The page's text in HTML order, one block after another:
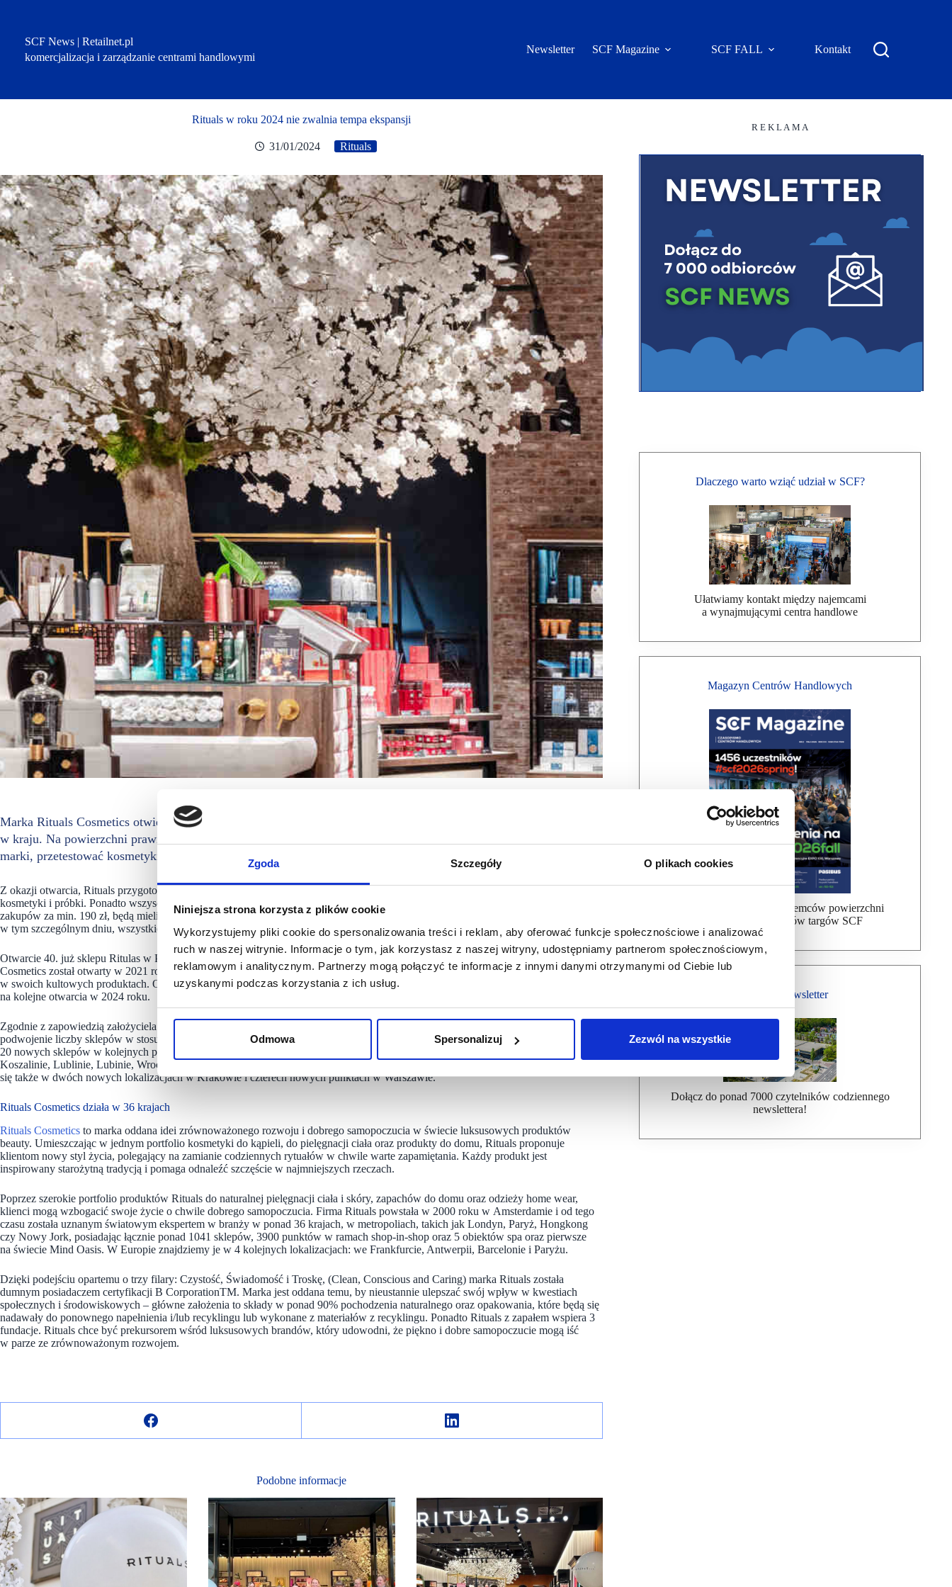
Zgoda Szczegóły O plikach cookies
Niniejsza strona korzysta z plików cookie
Wykorzystujemy pliki cookie do spersonalizowania treści i reklam, aby oferować funkcje społecznościowe i analizować
ruch w naszej witrynie. Informacje o tym, jak korzystasz z naszej witryny, udostępniamy partnerom społecznościowym,
reklamowym i analitycznym. Partnerzy mogą połączyć te informacje z innymi danymi otrzymanymi od Ciebie lub
uzyskanymi podczas korzystania z ich usług.
Odmowa Spersonalizuj Zezwól na wszystkie
SCF News | Retailnet.pl
komercjalizacja i zarządzanie centrami handlowymi
Newsletter SCF Magazine SCF FALL Kontakt
Rituals w roku 2024 nie zwalnia tempa ekspansji
31/01/2024 Rituals
Marka Rituals Cosmetics otwiera kolejny sklep, tym razem w Opolu. Będzie to pierwszy salon w tym mieście i 40.
w kraju. Na powierzchni prawie 94 m2 odwiedzający będą mieli możliwość zapoznać się z produktami z portfolio
marki, przetestować kosmetyki i skorzystać z wyjątkowych cenowych okazji.
Z okazji otwarcia, Rituals przygotował specjalne upominki. Pierwszych 50. klientów, którzy dokonają zakupu, dostanie w prezencie
kosmetyki i próbki. Ponadto wszyscy uczestnicy programu My Rituals, którzy zdecydują się odwiedzić nowy sklep i dokonają
zakupów za min. 190 zł, będą mieli możliwość otrzymania mini patyczków zapachowych z kolekcji Classic w prezencie. Co więcej,
w tym szczególnym dniu, wszystkie kultowe pianki pod prysznic będą dostępne w promocyjnej cenie 35 zł.
Otwarcie 40. już sklepu Ritulas w Polsce jest również doskonałą okazją do podsumowań. Pierwszy stacjonarny sklep Rituals
Cosmetics został otwarty w 2021 roku i przez ten czas marka zdążyła zaskarbić sobie sympatię wielu klientów, rozkochując ich
w swoich kultowych produktach. Odnosząc niezaprzeczalny sukces na Polskim rynku,Rituals
na kolejne otwarcia w 2024 roku.
Zgodnie z zapowiedzią założyciela i CEO Rituals, Raymonda Cloostermana, plany ekspansji marki w Polsce na rok ubiegły zakładały
podwojenie liczby sklepów w stosunku do 2022 roku – plan ten został w całości zrealizowany. W 2023 roku marka Rituals otworzyła
20 nowych sklepów w kolejnych polskich miastach: Katowicach, Bydgoszczy, Kielcach, Radomiu, Płocku, Toruniu, Lesznie,
Koszalinie, Lublinie, Lubinie, Wrocławiu, Zielonej Górze, Bielsko Białej i Szczecinie. Oprócz tego nowe punkty sprzedaży pojawiły
się także w dwóch nowych lokalizacjach w Krakowie i czterech nowych punktach w Warszawie.
Rituals Cosmetics działa w 36 krajach
Rituals Cosmetics to marka oddana idei zrównoważonego rozwoju i dobrego samopoczucia w świecie luksusowych produktów
beauty. Umieszczając w jednym portfolio kosmetyki do kąpieli, do pielęgnacji ciała oraz produkty do domu, Rituals proponuje
klientom nowy styl życia, polegający na zamianie codziennych rytuałów w chwile warte zapamiętania. Każdy produkt jest
inspirowany starożytną tradycją i pomaga odnaleźć szczęście w najmniejszych rzeczach.
Poprzez szerokie portfolio produktów Rituals do naturalnej pielęgnacji ciała i skóry, zapachów do domu oraz odzieży home wear,
klienci mogą wzbogacić swoje życie o chwile dobrego samopoczucia. Firma Rituals powstała w 2000 roku w Amsterdamie i od tego
czasu została uznanym światowym ekspertem w branży w ponad 36 krajach, w metropoliach, takich jak Londyn, Paryż, Hongkong
czy Nowy Jork, posiadając łącznie ponad 1041 sklepów, 3900 punktów w ramach shop-in-shop oraz 5 obiektów spa oraz pierwsze
na świecie Mind Oasis. W Europie znajdziemy je w 4 kolejnych lokalizacjach: we Frankfurcie, Antwerpii, Barcelonie i Paryżu.
Dzięki podejściu opartemu o trzy filary: Czystość, Świadomość i Troskę, (Clean, Conscious and Caring) marka Rituals została
dumnym posiadaczem certyfikacji B CorporationTM. Marka jest oddana temu, by nieustannie ulepszać swój wpływ w kwestiach
społecznych i środowiskowych – główne założenia to składy w ponad 90% pochodzenia naturalnego oraz opakowania, które będą się
nadawały do ponownego napełnienia i/lub recyklingu lub wykonane z materiałów z recyklingu. Ponadto Rituals z zapałem wspiera 3
fundacje. Rituals chce być prekursorem wśród luksusowych brandów, który udowodni, że piękno i dobre samopoczucie mogą iść
w parze ze zrównoważonym rozwojem.
Podobne informacje
R E K L A M A
Dlaczego warto wziąć udział w SCF?
Ułatwiamy kontakt między najemcami
a wynajmującymi centra handlowe
Magazyn Centrów Handlowych
Bezpłatna wysyłka dla najemców powierzchni
handlowej, uczestników targów SCF
Bezpłatny Newsletter
Dołącz do ponad 7000 czytelników codziennego
newslettera!